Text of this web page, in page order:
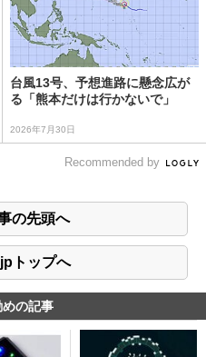
台風13号、予想進路に懸念広が
る「熊本だけは行かないで」
2026年7月30日
Recommended by
の先頭へ
トップへ
の記事